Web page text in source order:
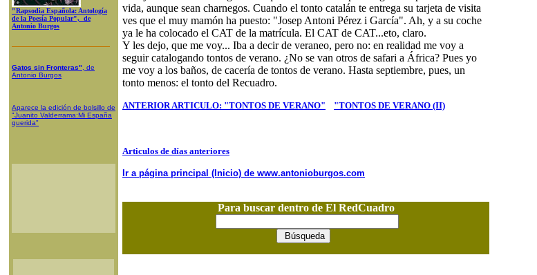
"Rapsodia Española: Antología
de la Poesía Popular", de
Antonio Burgos
Gatos sin Fronteras" , de
Antonio Burgos
Aparece la edición de bolsillo de
"Juanito Valderrama:Mi España
querida"
vida, aunque sean charnegos. Cuando el tonto catalán te entrega su tarjeta de visita
ves que el muy mamón ha puesto: "Josep Antoni Pérez i García". Ah, y a su coche
ya le ha colocado el CAT de la matrícula. El CAT de CAT...eto, claro.
Y les dejo, que me voy... Iba a decir de veraneo, pero no: en realidad me voy a
seguir catalogando tontos de verano. ¿No se van otros de safari a África? Pues yo
me voy a los baños, de cacería de tontos de verano. Hasta septiembre, pues, un
tonto menos: el tonto del Recuadro.
ANTERIOR ARTICULO: "TONTOS DE VERANO" "TONTOS DE VERANO (II)
Articulos de días anteriores
Ir a página principal (Inicio) de www.antonioburgos.com
Para buscar dentro de El RedCuadro